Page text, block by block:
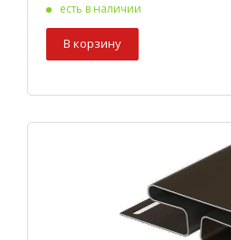
есть в наличии
В корзину